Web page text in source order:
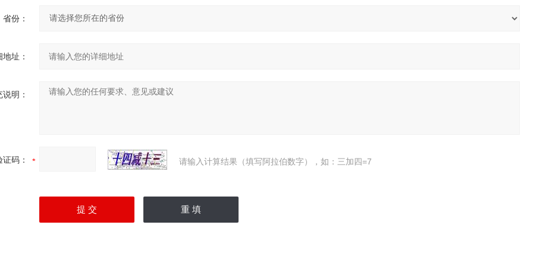
省份：
址：
明：
证码： 请输入计算结果（填写阿拉伯数字），如：三加四=7